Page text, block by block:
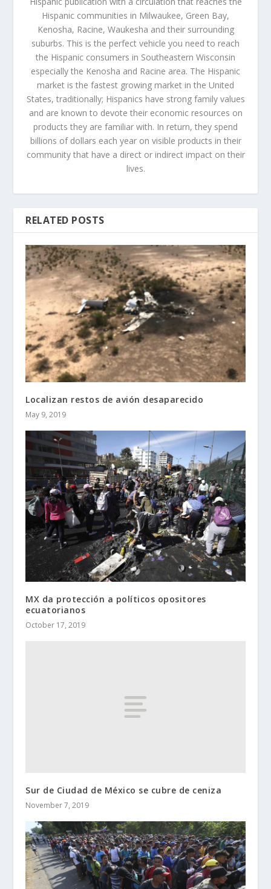
Hispanic communities in Milwaukee, Green Bay,
Kenosha, Racine, Waukesha and their surrounding
suburbs. This is the perfect vehicle you need to reach
the Hispanic consumers in Southeastern Wisconsin
especially the Kenosha and Racine area. The Hispanic
market is the fastest growing market in the United
States, traditionally; Hispanics have strong family values
and are known to devote their economic resources on
products they are familiar with. In return, they spend
billions of dollars each year on visible products in their
community that have a direct or indirect impact on their
lives.
RELATED POSTS
Localizan restos de avión desaparecido
May 9, 2019
MX da protección a políticos opositores
ecuatorianos
October 17, 2019
Sur de Ciudad de México se cubre de ceniza
November 7, 2019